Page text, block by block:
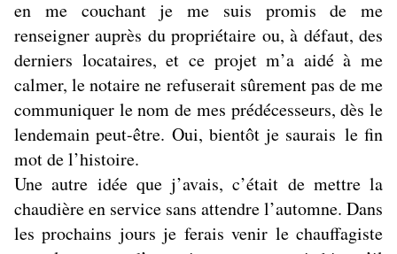
en me couchant je me suis promis de me
renseigner auprès du propriétaire ou, à défaut, des
derniers locataires, et ce projet m’a aidé à me
calmer, le notaire ne refuserait sûrement pas de me
communiquer le nom de mes prédécesseurs, dès le
lendemain peut-être. Oui, bientôt je saurais le fin
mot de l’histoire.
Une autre idée que j’avais, c’était de mettre la
chaudière en service sans attendre l’automne. Dans
les prochains jours je ferais venir le chauffagiste